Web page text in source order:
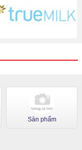
Sản phẩm